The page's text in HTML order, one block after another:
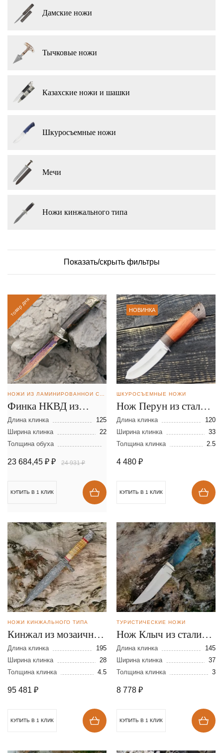
Дамские ножи
Тычковые ножи
Казахские ножи и шашки
Шкуросъемные ножи
Мечи
Ножи кинжального типа
Показать/скрыть фильтры
товар дня
НОЖИ ИЗ ЛАМИНИРОВАННОЙ СТАЛИ
Финка НКВД из
ламинированной
стали
Длина клинка
125
Ширина клинка
22
Толщина обуха
23 684,45 ₽ ₽ 24 931 ₽
КУПИТЬ В 1 КЛИК
НОВИНКА
ШКУРОСЪЕМНЫЕ НОЖИ
Нож Перун из стали
95Х18
Длина клинка
120
Ширина клинка
33
Толщина клинка
2.5
4 480 ₽
КУПИТЬ В 1 КЛИК
НОЖИ КИНЖАЛЬНОГО ТИПА
Кинжал из мозаичной
дамасской стали
Длина клинка
195
Ширина клинка
28
Толщина клинка
4.5
95 481 ₽
КУПИТЬ В 1 КЛИК
ТУРИСТИЧЕСКИЕ НОЖИ
Нож Клыч из стали
К-340
Длина клинка
145
Ширина клинка
37
Толщина клинка
3
8 778 ₽
КУПИТЬ В 1 КЛИК